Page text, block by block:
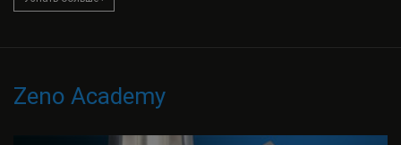
Zeno Academy